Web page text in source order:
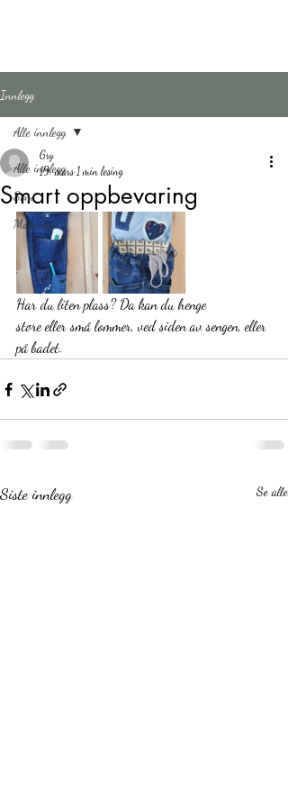
Innlegg
Alle innlegg
Søm
Malerier
Alle innlegg
Smart oppbevaring
Gry
19. mars 1 min lesing
Har du liten plass? Da kan du henge
store eller små lommer, ved siden av sengen, eller
på badet.
Siste innlegg Se alle